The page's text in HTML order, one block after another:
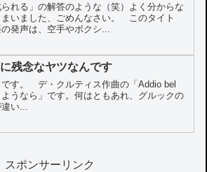
れる」の解答のような（笑）よく分からな
いました、ごめんなさい。 このタイト
発声は、空手やボクシ...
残念なヤツなんです
す。 デ・クルティス作曲の「Addio bel
うなら」です。何はともあれ、グルックの
い...
スポンサーリンク